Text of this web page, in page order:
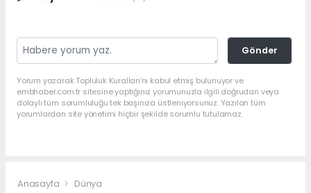
Gönder
Yorum yazarak Topluluk Kuralları’nı kabul etmiş bulunuyor ve
embhaber.com.tr sitesine yaptığınız yorumunuzla ilgili doğrudan veya
dolaylı tüm sorumluluğu tek başınıza üstleniyorsunuz. Yazılan tüm
yorumlardan site yönetimi hiçbir şekilde sorumlu tutulamaz.
Anasayfa Dünya